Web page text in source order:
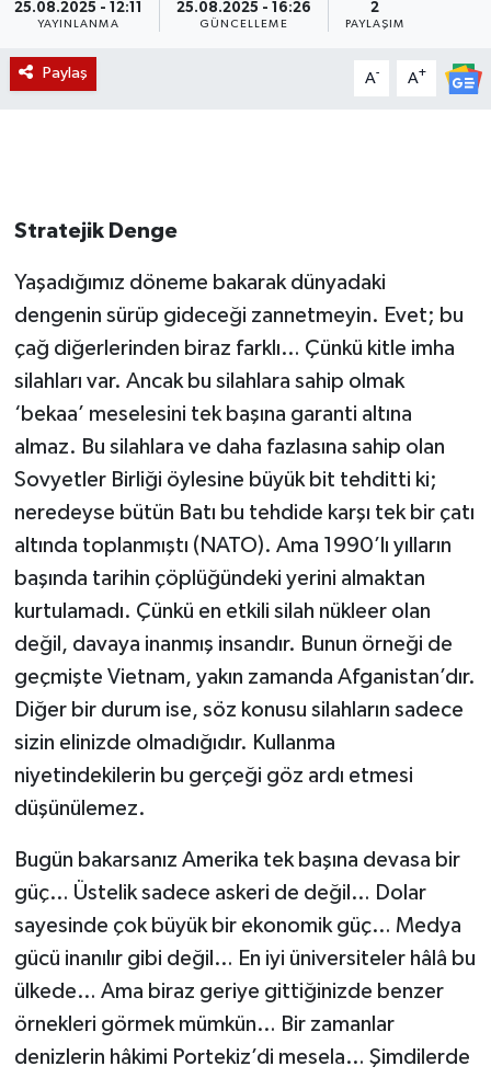
25.08.2025 - 12:11
YAYINLANMA
25.08.2025 - 16:26
GÜNCELLEME
2
PAYLAŞIM
Paylaş A- A+
Stratejik Denge
Yaşadığımız döneme bakarak dünyadaki
dengenin sürüp gideceği zannetmeyin. Evet; bu
çağ diğerlerinden biraz farklı… Çünkü kitle imha
silahları var. Ancak bu silahlara sahip olmak
‘bekaa’ meselesini tek başına garanti altına
almaz. Bu silahlara ve daha fazlasına sahip olan
Sovyetler Birliği öylesine büyük bit tehditti ki;
neredeyse bütün Batı bu tehdide karşı tek bir çatı
altında toplanmıştı (NATO). Ama 1990’lı yılların
başında tarihin çöplüğündeki yerini almaktan
kurtulamadı. Çünkü en etkili silah nükleer olan
değil, davaya inanmış insandır. Bunun örneği de
geçmişte Vietnam, yakın zamanda Afganistan’dır.
Diğer bir durum ise, söz konusu silahların sadece
sizin elinizde olmadığıdır. Kullanma
niyetindekilerin bu gerçeği göz ardı etmesi
düşünülemez.
Bugün bakarsanız Amerika tek başına devasa bir
güç… Üstelik sadece askeri de değil… Dolar
sayesinde çok büyük bir ekonomik güç… Medya
gücü inanılır gibi değil… En iyi üniversiteler hâlâ bu
ülkede… Ama biraz geriye gittiğinizde benzer
örnekleri görmek mümkün… Bir zamanlar
denizlerin hâkimi Portekiz’di mesela… Şimdilerde